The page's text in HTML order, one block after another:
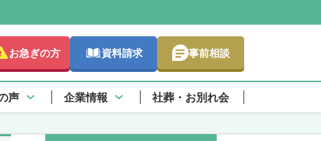
お急ぎの方 資料請求 事前相談
声 企業情報 社葬・お別れ会